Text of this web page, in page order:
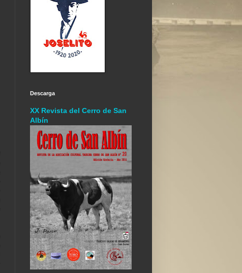
Descarga
XX Revista del Cerro de San
Albín